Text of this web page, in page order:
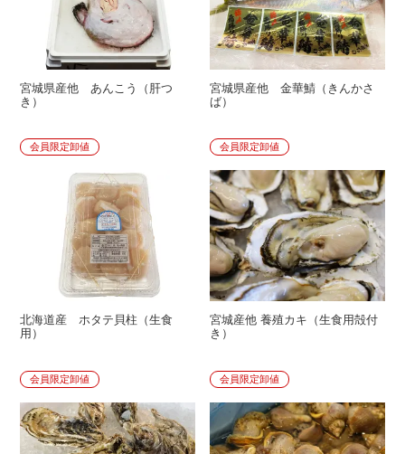
宮城県産他 あんこう（肝つ
き）
会員限定卸値
宮城県産他 金華鯖（きんかさ
ば）
会員限定卸値
北海道産 ホタテ貝柱（生食
用）
会員限定卸値
宮城産他 養殖カキ（生食用殻付
き）
会員限定卸値